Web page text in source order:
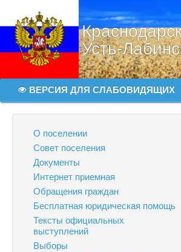
Усть-
ВЕРСИЯ ДЛЯ СЛАБОВИДЯЩИХ
О поселении
Совет поселения
Документы
Интернет приемная
Обращения граждан
Бесплатная юридическая помощь
Тексты официальных
выступлений
Выборы